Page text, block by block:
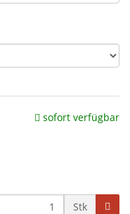
sofort verfügbar
Stk